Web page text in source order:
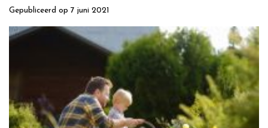
Gepubliceerd op 7 juni 2021